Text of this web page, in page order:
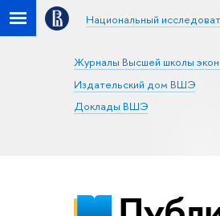
Национальный
Журналы Высшей школы
Издательский дом ВШЭ
Доклады ВШЭ